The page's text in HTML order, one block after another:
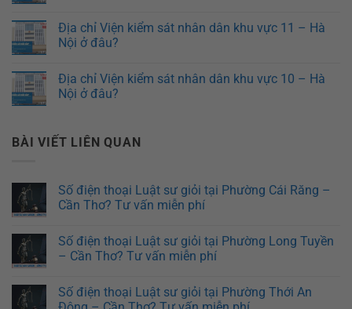
Địa chỉ Viện kiểm sát nhân dân khu vực 11 – Hà
Nội ở đâu?
Địa chỉ Viện kiểm sát nhân dân khu vực 10 – Hà
Nội ở đâu?
BÀI VIẾT LIÊN QUAN
Số điện thoại Luật sư giỏi tại Phường Cái Răng –
Cần Thơ? Tư vấn miễn phí
Số điện thoại Luật sư giỏi tại Phường Long Tuyền
– Cần Thơ? Tư vấn miễn phí
Số điện thoại Luật sư giỏi tại Phường Thới An